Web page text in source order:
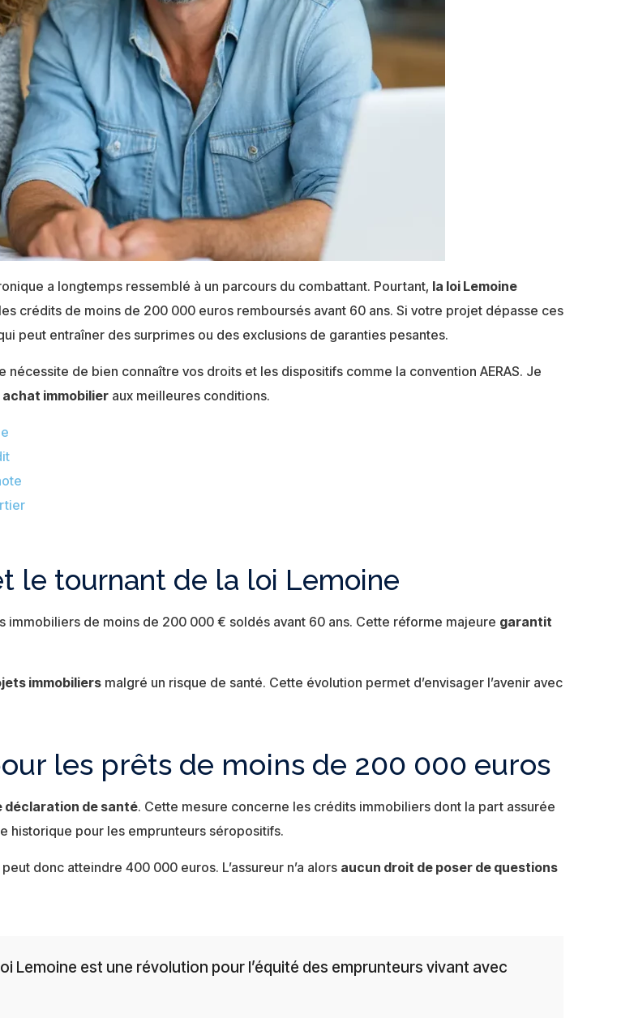
a longtemps ressemblé à un parcours du combattant. Pourtant, la loi Lemoine
crédits de moins de 200 000 euros remboursés avant 60 ans. Si votre projet dépasse ces
peut entraîner des surprimes ou des exclusions de garanties pesantes.
de bien connaître vos droits et les dispositifs comme la convention AERAS. Je
immobilier aux meilleures conditions.
le tournant de la loi Lemoine
de moins de 200 000 € soldés avant 60 ans. Cette réforme majeure garantit
immobiliers malgré un risque de santé. Cette évolution permet d’envisager l’avenir avec
les prêts de moins de 200 000 euros
déclaration de santé. Cette mesure concerne les crédits immobiliers dont la part assurée
historique pour les emprunteurs séropositifs.
donc atteindre 400 000 euros. L’assureur n’a alors aucun droit de poser de questions
Lemoine est une révolution pour l’équité des emprunteurs vivant avec